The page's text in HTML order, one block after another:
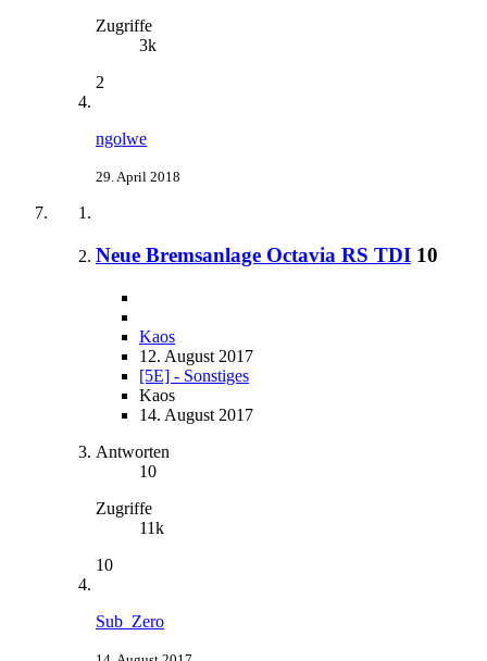
Zugriffe
3k
2
ngolwe
29. April 2018
Neue Bremsanlage Octavia RS TDI 10
Kaos
12. August 2017
[5E] - Sonstiges
Kaos
14. August 2017
Antworten
10
Zugriffe
11k
10
Sub_Zero